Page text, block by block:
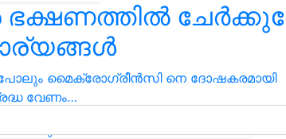
പോലും മൈക്രോഗ്രീൻസി നെ ദോഷകരമായി
വേണം…